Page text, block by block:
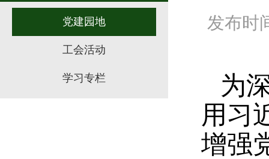
党建园地
工会活动
学习专栏
发布时
为
用习
增强